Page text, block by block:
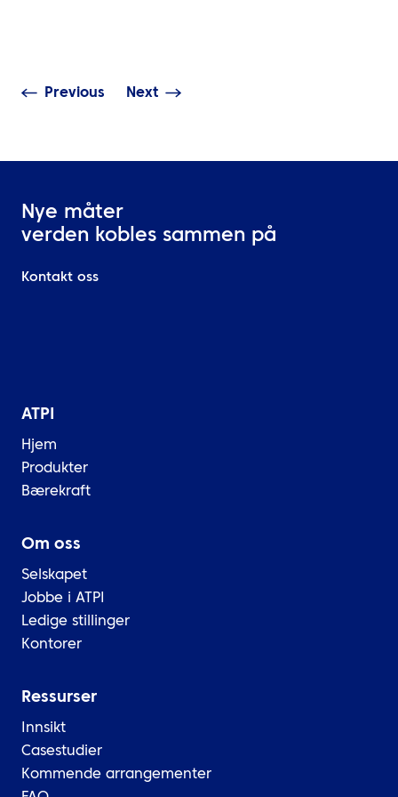
Previous Next
Nye måter
verden kobles sammen på
Kontakt oss
ATPI
Hjem
Produkter
Bærekraft
Om oss
Selskapet
Jobbe i ATPI
Ledige stillinger
Kontorer
Ressurser
Innsikt
Casestudier
Kommende arrangementer